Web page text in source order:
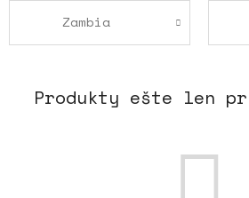
Zambia
Produkty ešte len